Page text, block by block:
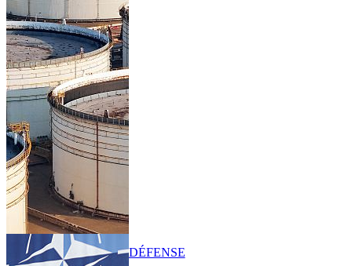
DÉFENSE